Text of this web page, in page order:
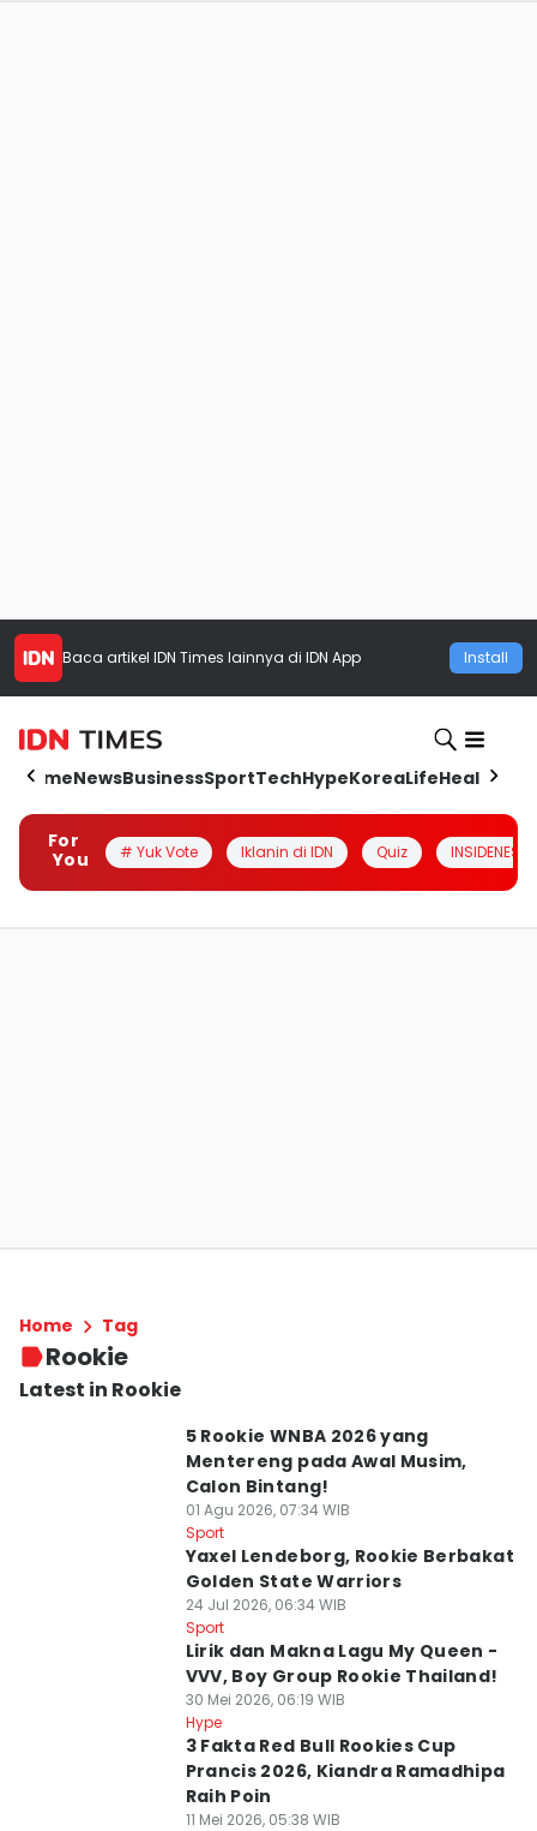
Baca artikel IDN Times lainnya di IDN App Install
HomeNewsBusinessSportTechHypeKoreaLifeHealth
For
You
# Yuk Vote Iklanin di IDN Quiz INSIDENESIA
Home Tag
Rookie
Latest in Rookie
5 Rookie WNBA 2026 yang
Mentereng pada Awal Musim,
Calon Bintang!
01 Agu 2026, 07:34 WIB
Sport
Yaxel Lendeborg, Rookie Berbakat
Golden State Warriors
24 Jul 2026, 06:34 WIB
Sport
Lirik dan Makna Lagu My Queen -
VVV, Boy Group Rookie Thailand!
30 Mei 2026, 06:19 WIB
Hype
3 Fakta Red Bull Rookies Cup
Prancis 2026, Kiandra Ramadhipa
Raih Poin
11 Mei 2026, 05:38 WIB